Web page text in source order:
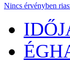
Nincs érvényben